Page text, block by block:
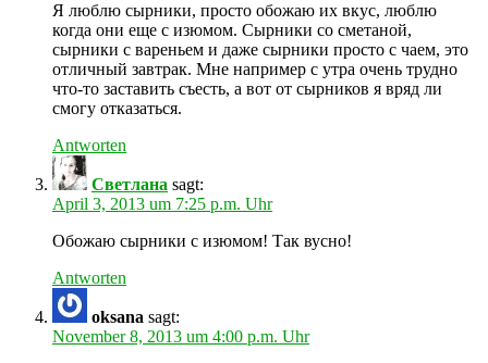
Я люблю сырники, просто обожаю их вкус, люблю
когда они еще с изюмом. Сырники со сметаной,
сырники с вареньем и даже сырники просто с чаем, это
отличный завтрак. Мне например с утра очень трудно
что-то заставить съесть, а вот от сырников я вряд ли
смогу отказаться.
Antworten
Светлана sagt:
April 3, 2013 um 7:25 p.m. Uhr
Обожаю сырники с изюмом! Так вусно!
Antworten
oksana sagt:
November 8, 2013 um 4:00 p.m. Uhr